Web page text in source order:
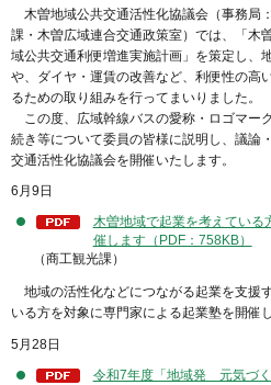
木曽地域公共交通活性化協議会（事務局
課・木曽広域連合交通政策室）では、「木
域公共交通利便増進実施計画」を策定し、
や、ダイヤ・運賃の改善など、利便性の高
るための取り組みを行ってまいりました。
この度、広域幹線バスの愛称・ロゴマー
続き等について委員の皆様に説明し、議論
交通活性化協議会を開催いたします。
6月9日
木曽地域で起業を考えている
催します（PDF：758KB）
（商工観光課）
地域の活性化などにつながる起業を支援
いる方を対象に専門家による起業塾を開催し
5月28日
令和7年度「地域発 元気づ